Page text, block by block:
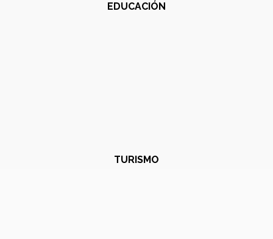
EDUCACIÓN
TURISMO